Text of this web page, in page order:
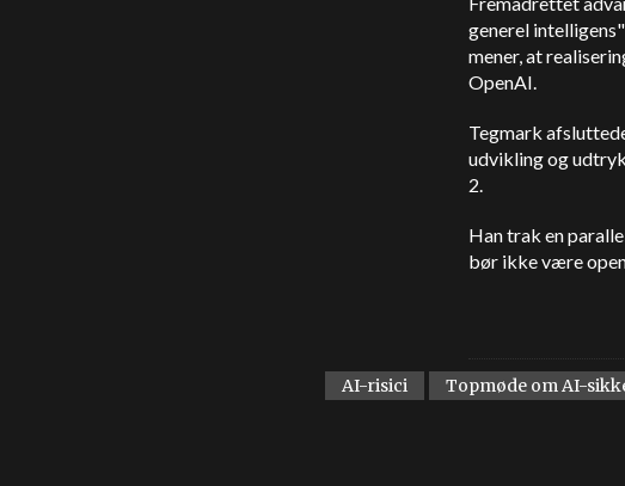
generel
mener, at
OpenAI.
Tegmark
udvikling og
2.
Han trak en
bør ikke være
AI-risici Topmøde om AI-